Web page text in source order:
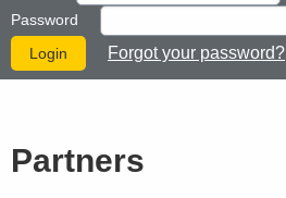
Password
Forgot your password?
Partners